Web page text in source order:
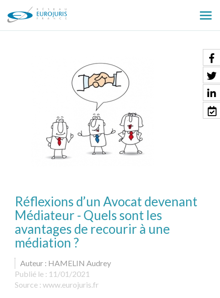
le
Réflexions d’un Avocat devenant
Médiateur - Quels sont les
avantages de recourir à une
médiation ?
Auteur : HAMELIN Audrey
Publié le : 11/01/2021
Source : www.eurojuris.fr